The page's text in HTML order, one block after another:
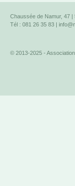
Chaussée de Namur, 47 |
Tél : 081 26 35 83 |
© 2013-2025 -